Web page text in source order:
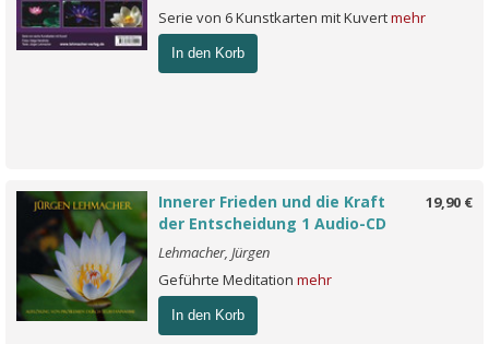
Serie von 6 Kunstkarten mit Kuvertmehr
In den Korb
19,90 €
Innerer Frieden und die Kraft
der Entscheidung 1 Audio-CD
Lehmacher, Jürgen
Geführte Meditation mehr
In den Korb